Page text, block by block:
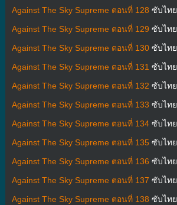
Against The Sky Supreme ตอนที่ 128 ซับไทย
Against The Sky Supreme ตอนที่ 129 ซับไทย
Against The Sky Supreme ตอนที่ 130ซับไทย
Against The Sky Supreme ตอนที่ 131 ซับไทย
Against The Sky Supreme ตอนที่ 132 ซับไทย
Against The Sky Supreme ตอนที่ 133 ซับไทย
Against The Sky Supreme ตอนที่ 134ซับไทย
Against The Sky Supreme ตอนที่ 135ซับไทย
Against The Sky Supreme ตอนที่ 136 ซับไทย
Against The Sky Supreme ตอนที่ 137 ซับไทย
Against The Sky Supreme ตอนที่ 138 ซับไทย